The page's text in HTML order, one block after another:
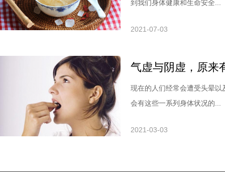
到我们身体健康和生命安全...
2021-07-03
气虚与阴虚，原来
现在的人们经常会遭受头晕
会有这些一系列身体状况的...
2021-03-03